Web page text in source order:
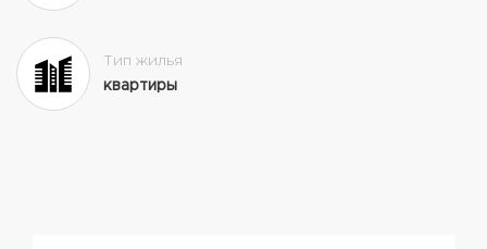
Тип жилья
квартиры